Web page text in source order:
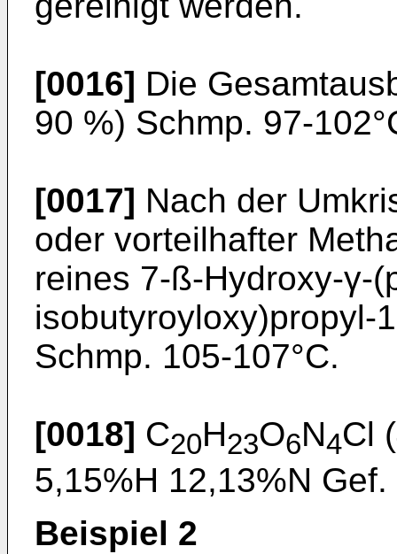
[0016] Die
90 %) Schmp. 97-
[0017] Nach der
oder vorteilhafter
reines 7-ß-Hydroxy-γ-
isobutyroyloxy)propyl-
Schmp. 105-107°C.
[0018] C20H23O6N4Cl
5,15%H 12,13%N
Beispiel 2